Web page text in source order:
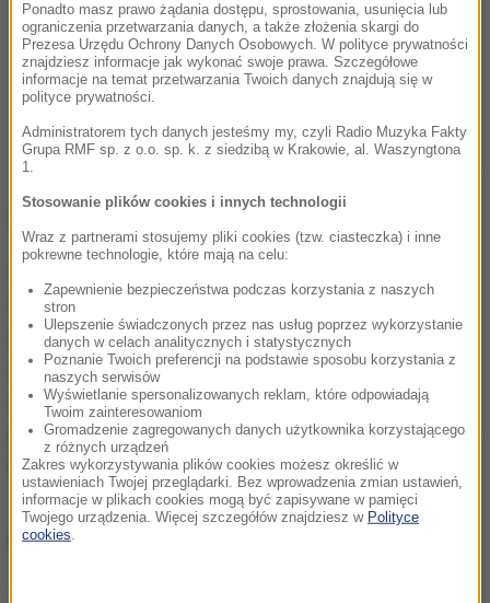
USA nakazały ewakuację
Kilka godzin wcześniej
Stany Zjednoczone
nakazały rodzinom wszystkich pracowników
ambasady opuszczenie Ukrainy, mówiąc, że
inwazja może nastąpić w każdej chwili, natomiast
Unia Europejska poinformowała, że jej
przedstawicielstwo dyplomatyczne będzie działać
bez zmian.
DOWIEDZ SIĘ WIĘCEJ:
Ponadto masz prawo żądania dostępu, sprostowania, usunięcia lub
ograniczenia przetwarzania danych, a także złożenia skargi do
Prezesa Urzędu Ochrony Danych Osobowych. W polityce prywatności
znajdziesz informacje jak wykonać swoje prawa. Szczegółowe
informacje na temat przetwarzania Twoich danych znajdują się w
polityce prywatności.
Administratorem tych danych jesteśmy my, czyli Radio Muzyka Fakty
Grupa RMF sp. z o.o. sp. k. z siedzibą w Krakowie, al. Waszyngtona
1.
Stosowanie plików cookies i innych technologii
Wraz z partnerami stosujemy pliki cookies (tzw. ciasteczka) i inne
pokrewne technologie, które mają na celu:
Zapewnienie bezpieczeństwa podczas korzystania z naszych
stron
Ulepszenie świadczonych przez nas usług poprzez wykorzystanie
danych w celach analitycznych i statystycznych
Poznanie Twoich preferencji na podstawie sposobu korzystania z
naszych serwisów
Wyświetlanie spersonalizowanych reklam, które odpowiadają
Twoim zainteresowaniom
Gromadzenie zagregowanych danych użytkownika korzystającego
z różnych urządzeń
Zakres wykorzystywania plików cookies możesz określić w
ustawieniach Twojej przeglądarki. Bez wprowadzenia zmian ustawień,
informacje w plikach cookies mogą być zapisywane w pamięci
Twojego urządzenia. Więcej szczegółów znajdziesz w Polityce
cookies